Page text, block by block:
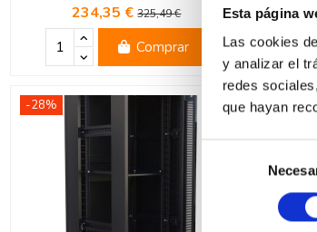
Esta página
Las cookies
y analizar el
redes
que hayan
consentimiento
234,35 €325,49 €
Comprar
-28% -28%